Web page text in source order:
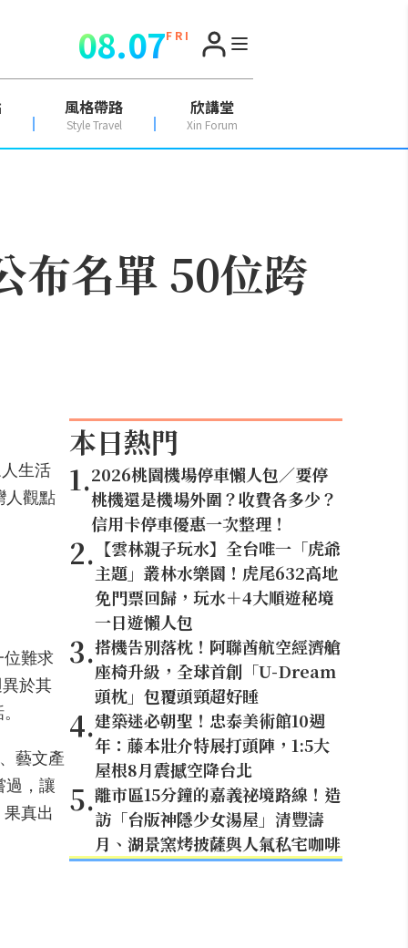
08.07F R I
風格帶路
Style Travel
欣講堂
Xin Forum
布名單 50位跨
生活
人觀點
難求
於其
藝文產
過，讓
真出
本日熱門
1.2026桃園機場停車懶人包／要停
桃機還是機場外圍？收費各多少？
信用卡停車優惠一次整理！
2. 【雲林親子玩水】全台唯一「虎爺
主題」叢林水樂園！虎尾632高地
免門票回歸，玩水＋4大順遊秘境
一日遊懶人包
3.搭機告別落枕！阿聯酋航空經濟艙
座椅升級，全球首創「U-Dream
頭枕」包覆頭頸超好睡
4.建築迷必朝聖！忠泰美術館10週
年：藤本壯介特展打頭陣，1:5大
屋根8月震撼空降台北
5.離市區15分鐘的嘉義祕境路線！造
訪「台版神隱少女湯屋」清豐濤
月、湖景窯烤披薩與人氣私宅咖啡